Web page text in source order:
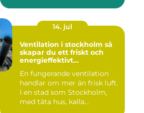
14. jul
Ventilation i stockholm så
skapar du ett friskt och
energieffektivt
En fungerande ventilation
handlar om mer än frisk luft.
I en stad som Stockholm,
med täta hus, kalla...